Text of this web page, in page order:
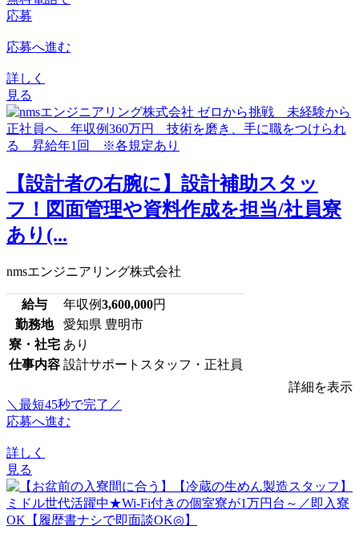
応募
応募へ進む
詳しく
見る
【設計者の右腕に】設計補助スタッ
フ！図面管理や資料作成を担当/社員寮
あり(...
nmsエンジニアリング株式会社
給与 年収例3,600,000円
勤務地
愛知県 豊明市
寮・社宅 あり
仕事内容 設計サポートスタッフ・正社員
詳細を表示
＼最短45秒で完了／
応募へ進む
詳しく
見る